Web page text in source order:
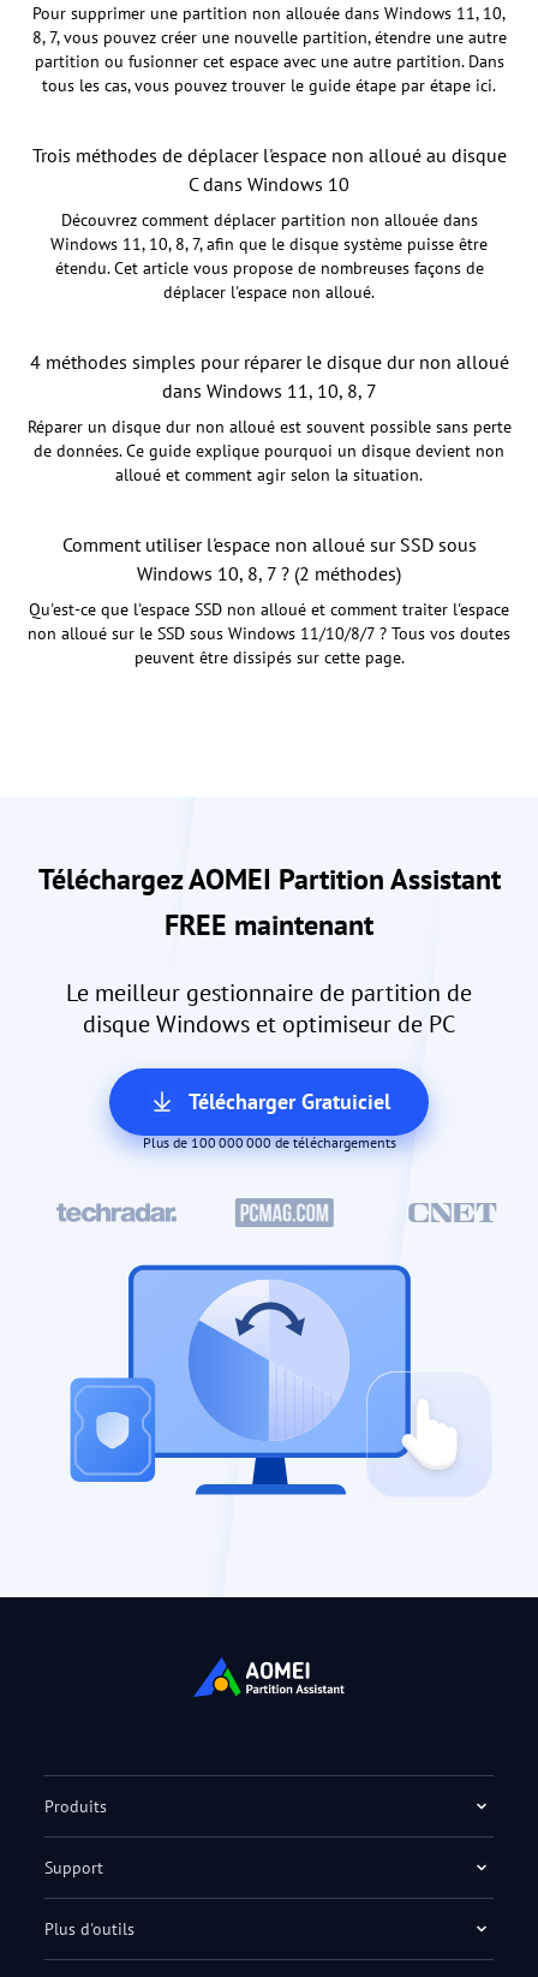
Pour supprimer une partition non allouée dans Windows 11, 10,
8, 7, vous pouvez créer une nouvelle partition, étendre une autre
partition ou fusionner cet espace avec une autre partition. Dans
tous les cas, vous pouvez trouver le guide étape par étape ici.
Trois méthodes de déplacer l'espace non alloué au disque
C dans Windows 10
Découvrez comment déplacer partition non allouée dans
Windows 11, 10, 8, 7, afin que le disque système puisse être
étendu. Cet article vous propose de nombreuses façons de
déplacer l'espace non alloué.
4 méthodes simples pour réparer le disque dur non alloué
dans Windows 11, 10, 8, 7
Réparer un disque dur non alloué est souvent possible sans perte
de données. Ce guide explique pourquoi un disque devient non
alloué et comment agir selon la situation.
Comment utiliser l'espace non alloué sur SSD sous
Windows 10, 8, 7 ? (2 méthodes)
Qu'est-ce que l'espace SSD non alloué et comment traiter l'espace
non alloué sur le SSD sous Windows 11/10/8/7 ? Tous vos doutes
peuvent être dissipés sur cette page.
Téléchargez AOMEI Partition Assistant
FREE maintenant
Le meilleur gestionnaire de partition de
disque Windows et optimiseur de PC
Télécharger Gratuiciel
Plus de 100 000 000 de téléchargements
Produits
Support
Plus d'outils